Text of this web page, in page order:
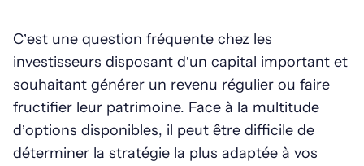
C’est une question fréquente chez les
investisseurs disposant d’un capital important et
souhaitant générer un revenu régulier ou faire
fructifier leur patrimoine. Face à la multitude
d’options disponibles, il peut être difficile de
déterminer la stratégie la plus adaptée à vos